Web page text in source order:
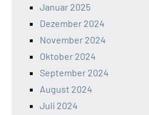
Januar 2025
Dezember 2024
November 2024
Oktober 2024
September 2024
August 2024
Juli 2024